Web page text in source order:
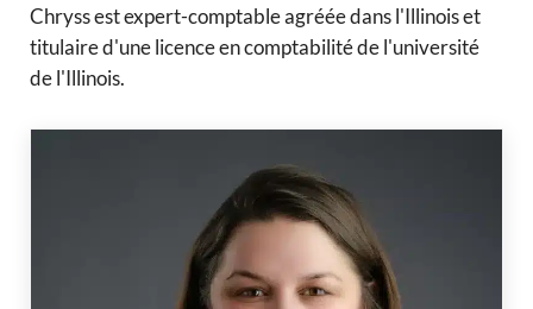
Chryss est expert-comptable agréée dans l'Illinois et
titulaire d'une licence en comptabilité de l'université
de l'Illinois.